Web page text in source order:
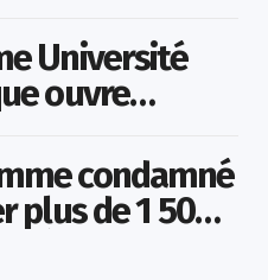
Université
ouvre
condamné
plus de 1 500